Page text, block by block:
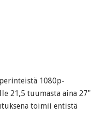
1080p-
21,5 tuumasta aina 27"
toimii entistä